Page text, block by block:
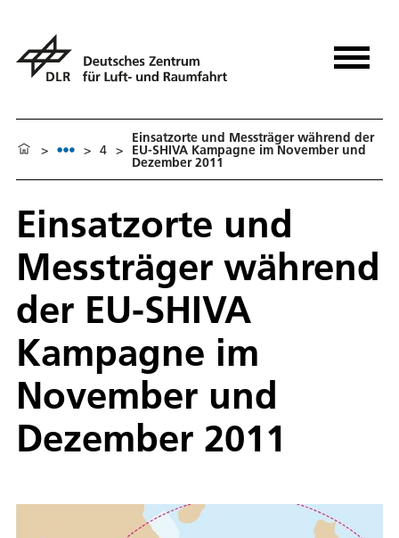
> > 4 >
Einsatzorte und Messträger während der
EU-SHIVA Kampagne im November und
Dezember 2011
Einsatzorte und
Messträger während
der EU-SHIVA
Kampagne im
November und
Dezember 2011